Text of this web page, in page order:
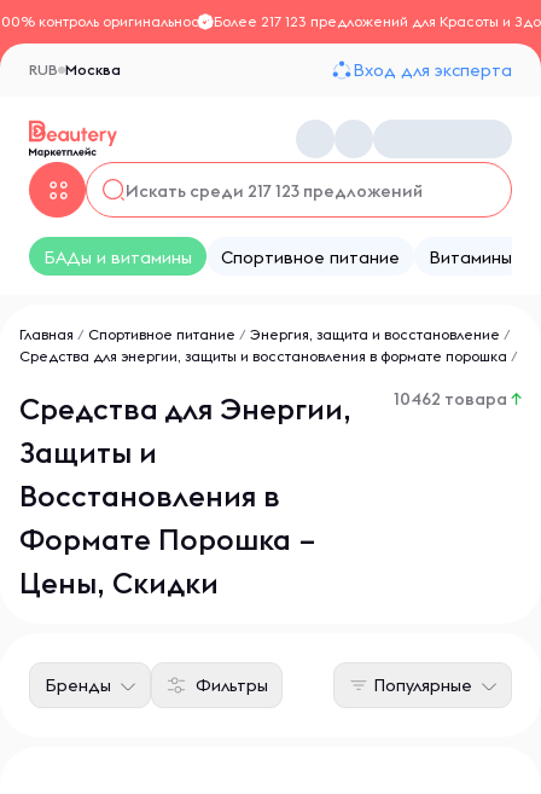
контроль оригинальностиБолее 217 123 предложений для Красоты и
Москва
RUB Вход для эксперта
БАДы и витамины Спортивное питание Витамины
Главная / Спортивное питание / Энергия, защита и восстановление /
Средства для энергии, защиты и восстановления в формате порошка /
Средства для Энергии,
Защиты и
Восстановления в
Формате Порошка –
Цены, Скидки
10462 товара ↑
Фильтры
Бренды Популярные